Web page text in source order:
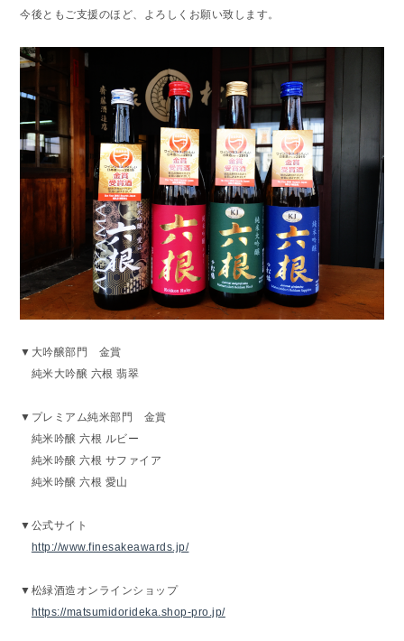
今後ともご支援のほど、よろしくお願い致します。
▼大吟醸部門 金賞
純米大吟醸 六根 翡翠
▼プレミアム純米部門 金賞
純米吟醸 六根 ルビー
純米吟醸 六根 サファイア
純米吟醸 六根 愛山
▼公式サイト
http://www.finesakeawards.jp/
▼松緑酒造オンラインショップ
https://matsumidorideka.shop-pro.jp/